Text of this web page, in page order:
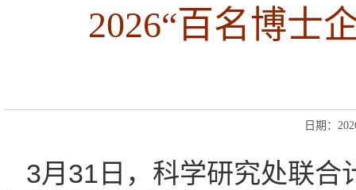
2026“百名博士
日期：
3月31日，科学研究处联合